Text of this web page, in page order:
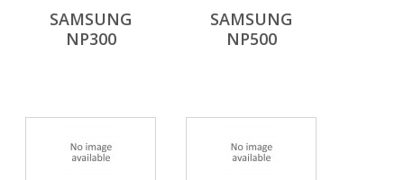
SAMSUNG
NP300
SAMSUNG
NP500